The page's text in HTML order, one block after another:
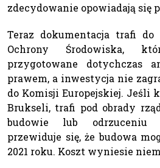
zdecydowanie opowiadają się
Teraz dokumentacja trafi do
Ochrony Środowiska,
przygotowane dotychczas
prawem, a inwestycja nie
do Komisji Europejskiej. Jeśli
Brukseli, trafi pod obrady
budowie lub odrzuceniu
przewiduje się, że budowa
2021 roku. Koszt wyniesie